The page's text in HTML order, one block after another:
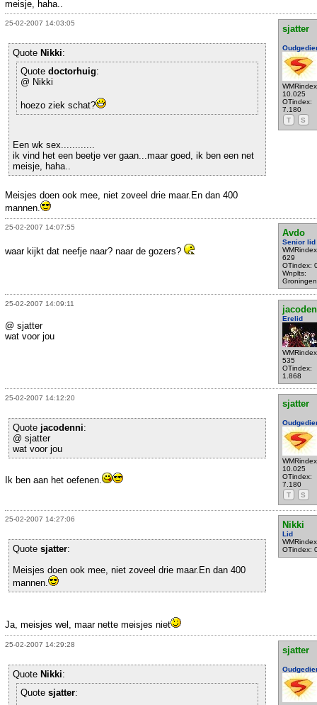
meisje, haha..
25-02-2007 14:03:05
sjatter
10.025
OTindex:
7.180
T
S
Quote Nikki:
Quote doctorhuig:
@ Nikki
hoezo ziek schat?
Een wk sex............
ik vind het een beetje ver gaan...maar goed, ik ben een net
meisje, haha..
Meisjes doen ook mee, niet zoveel drie maar.En dan 400
mannen.
25-02-2007 14:07:55
Avdo
Senior lid
629
OTindex:
Wnplts:
Groningen
waar kijkt dat neefje naar? naar de gozers?
25-02-2007 14:09:11
Erelid
535
OTindex:
1.868
@ sjatter
wat voor jou
25-02-2007 14:12:20
sjatter
10.025
OTindex:
7.180
T
S
Quote jacodenni:
@ sjatter
wat voor jou
Ik ben aan het oefenen.
25-02-2007 14:27:06
Nikki
Lid
OTindex:
Quote sjatter:
Meisjes doen ook mee, niet zoveel drie maar.En dan 400
mannen.
Ja, meisjes wel, maar nette meisjes niet
25-02-2007 14:29:28
sjatter
Quote Nikki:
Quote sjatter: